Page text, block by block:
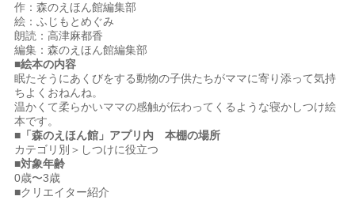
作：森のえほん館編集部
絵：ふじもとめぐみ
朗読：高津麻都香
編集：森のえほん館編集部
■絵本の内容
眠たそうにあくびをする動物の子供たちがママに寄り添って気持
ちよくおねんね。
温かくて柔らかいママの感触が伝わってくるような寝かしつけ絵
本です。
■「森のえほん館」アプリ内 本棚の場所
カテゴリ別＞しつけに役立つ
■対象年齢
0歳〜3歳
■クリエイター紹介